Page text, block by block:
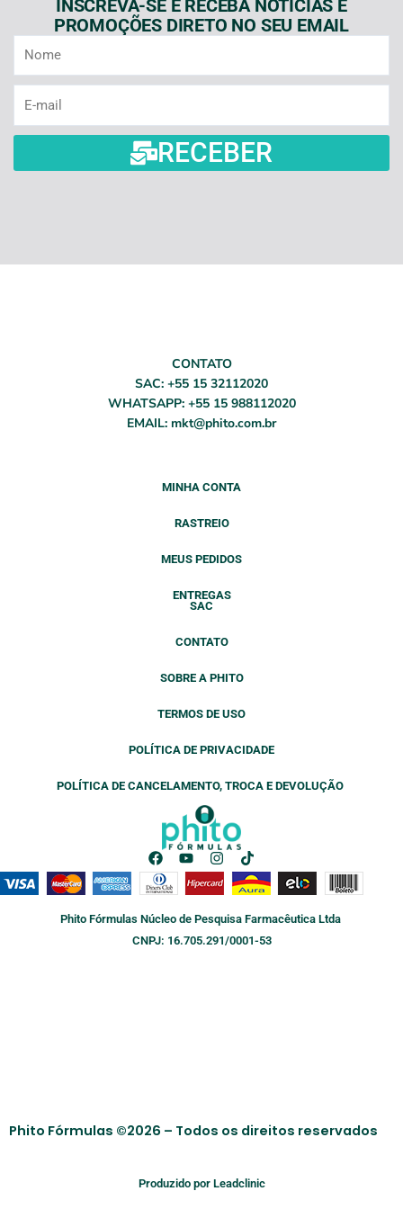
INSCREVA-SE E RECEBA NOTÍCIAS E
PROMOÇÕES DIRETO NO SEU EMAIL
RECEBER
CONTATO
SAC: +55 15 32112020
WHATSAPP: +55 15 988112020
EMAIL: mkt@phito.com.br
MINHA CONTA
RASTREIO
MEUS PEDIDOS
ENTREGAS
SAC
CONTATO
SOBRE A PHITO
TERMOS DE USO
POLÍTICA DE PRIVACIDADE
POLÍTICA DE CANCELAMENTO, TROCA E DEVOLUÇÃO
F
a
c
e
b
o
o
Y
o
u
t
u
b
e
I
n
s
t
a
g
r
T
i
k
t
o
k
Phito Fórmulas Núcleo de Pesquisa Farmacêutica Ltda
CNPJ: 16.705.291/0001-53
Phito Fórmulas ©2026 – Todos os direitos reservados
Produzido por Leadclinic